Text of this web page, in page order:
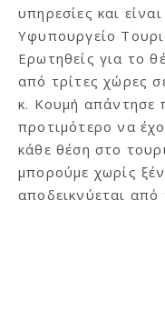
υπηρεσίες και
Υφυπουργείο
Ερωτηθείς για το
από τρίτες χώρες
κ. Κουμή απάντησε
προτιμότερο να
κάθε θέση στο
μπορούμε χωρίς
αποδεικνύεται από